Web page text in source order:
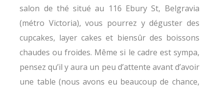
salon de thé situé au 116 Ebury St, Belgravia
(métro Victoria), vous pourrez y déguster des
cupcakes, layer cakes et biensûr des boissons
chaudes ou froides. Même si le cadre est sympa,
pensez qu’il y aura un peu d’attente avant d’avoir
une table (nous avons eu beaucoup de chance,